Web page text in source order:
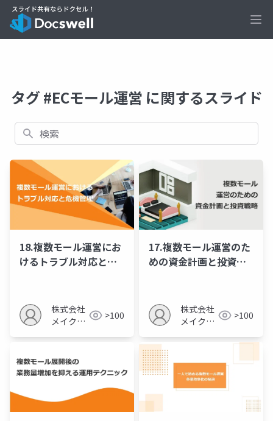
タグ #ECモール運営 に関するスライド
検索
18.複数モール運営にお
けるトラブル対応と危
株式会社
メイクア
>100
17.複数モール運営のた
めの資金計画と投資戦
株式会社
メイクア
>100